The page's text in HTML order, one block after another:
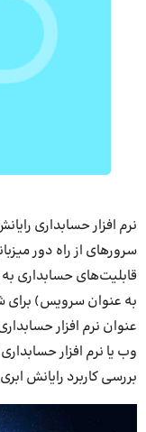
نرم افزار حسابداری
سرورهای از راه دور
به عنوان سرویس) برای
عنوان نرم افزار
وب یا نرم افزار
بررسی کاربرد رایانش